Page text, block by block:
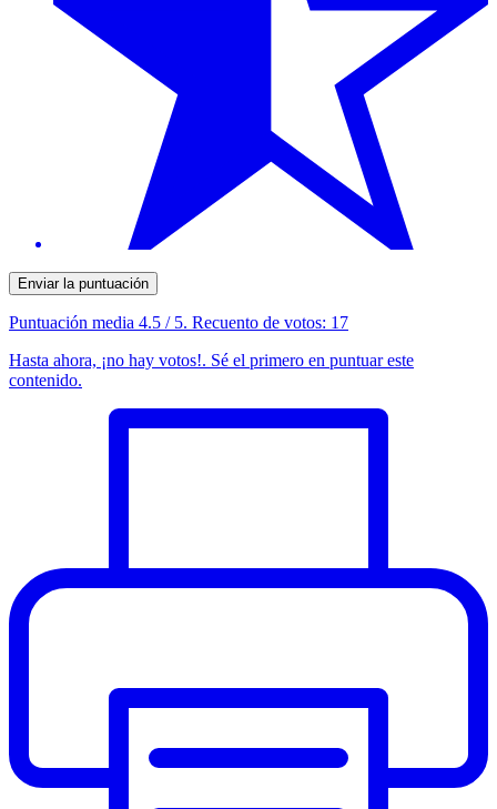
Enviar la puntuación
Puntuación media 4.5 / 5. Recuento de votos: 17
Hasta ahora, ¡no hay votos!. Sé el primero en puntuar este
contenido.